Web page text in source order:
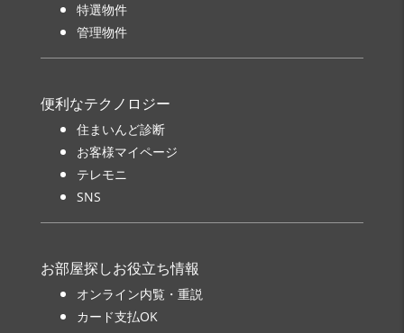
特選物件
管理物件
便利なテクノロジー
住まいんど診断
お客様マイページ
テレモニ
SNS
お部屋探しお役立ち情報
オンライン内覧・重説
カード支払OK